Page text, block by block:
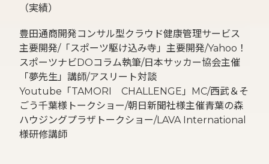
（実績）
豊田通商開発コンサル型クラウド健康管理サービス
主要開発/「スポーツ駆け込み寺」主要開発/Yahoo！
スポーツナビDOコラム執筆/日本サッカー協会主催
「夢先生」講師/アスリート対談
Youtube「TAMORI CHALLENGE」MC/西武＆そ
ごう千葉様トークショー/朝日新聞社様主催青葉の森
ハウジングプラザトークショー/LAVA International
様研修講師